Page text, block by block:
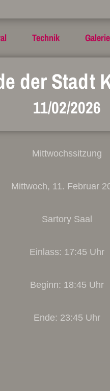
Technik Galerie
der Stadt
11/02/2026
Mittwochssitzung
Mittwoch, 11. Februar
Sartory Saal
Einlass: 17:45 Uhr
Beginn: 18:45 Uhr
Ende: 23:45 Uhr